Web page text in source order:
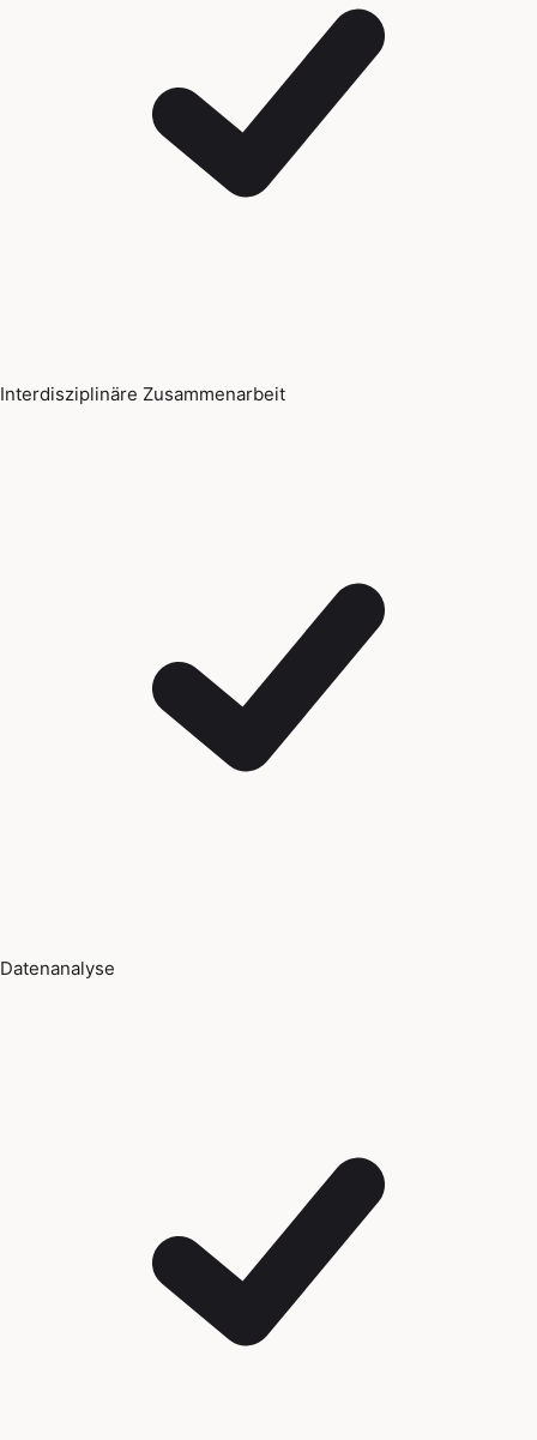
Interdisziplinäre Zusammenarbeit
Datenanalyse